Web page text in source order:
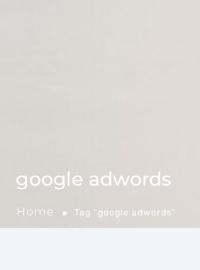
google adwords
Home Tag "google adwords"